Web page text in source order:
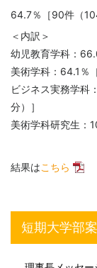
64.7％［90件（
＜内訳＞
幼児教育学科：
美術学科：64.1％
ビジネス実務学科
分）］
美術学科研究生：
結果はこちら
短期大学部